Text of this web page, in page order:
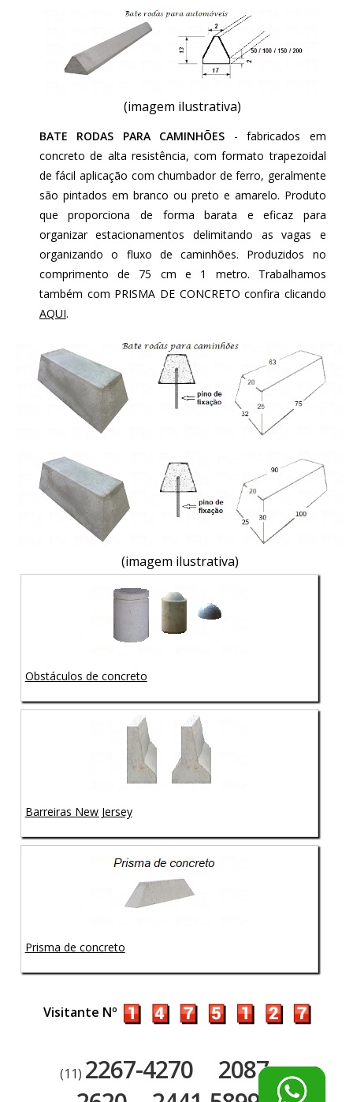
(imagem ilustrativa)
BATE RODAS PARA CAMINHÕES - fabricados em
concreto de alta resistência, com formato trapezoidal
de fácil aplicação com chumbador de ferro, geralmente
são pintados em branco ou preto e amarelo. Produto
que proporciona de forma barata e eficaz para
organizar estacionamentos delimitando as vagas e
organizando o fluxo de caminhões. Produzidos no
comprimento de 75 cm e 1 metro. Trabalhamos
também com PRISMA DE CONCRETO confira clicando
AQUI.
(imagem ilustrativa)
Obstáculos de concreto
Barreiras New Jersey
Prisma de concreto
Visitante Nº
(11) 2267-4270
2087-